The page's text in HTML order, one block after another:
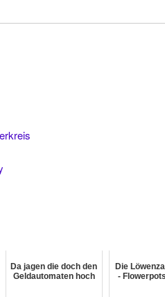
Da jagen die doch den
Geldautomaten hoch
Die
-